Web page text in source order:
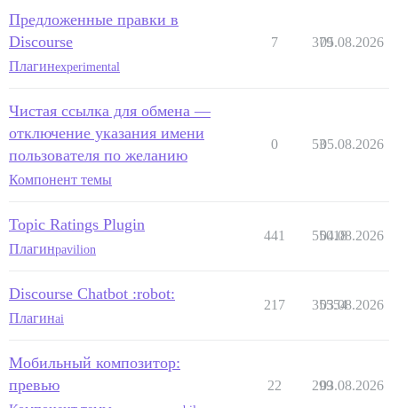
Предложенные правки в
Discourse
Плагинexperimental
7 379
05.08.2026
Чистая ссылка для обмена —
отключение указания имени
пользователя по желанию
Компонент темы
0 5305.08.2026
Topic Ratings Plugin
Плагинpavilion
441 55018
04.08.2026
Discourse Chatbot :robot:
Плагинai
217 35554
03.08.2026
Мобильный композитор:
превью
22 299
03.08.2026